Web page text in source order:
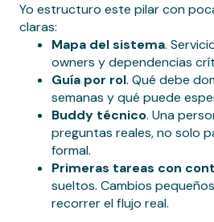
Yo estructuro este pilar con
claras:
Mapa del sistema.
owners y dependencias
Guía por rol. Qué debe
semanas y qué puede
Buddy técnico. Una
preguntas reales, no solo
formal.
Primeras tareas con
sueltos. Cambios
recorrer el flujo real.